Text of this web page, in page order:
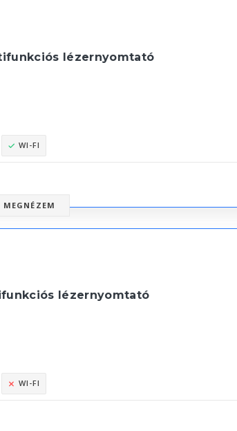
lézernyomtató
WI-FI
MEGNÉZEM
lézernyomtató
WI-FI